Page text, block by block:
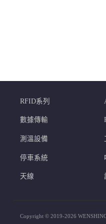
RFID系列
數據傳輸
測溫設備
停車系統
天線
Copyright © 2019-2026